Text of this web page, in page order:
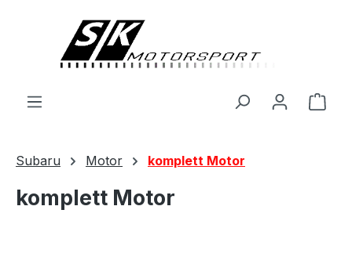
Subaru Motor komplett Motor
komplett Motor